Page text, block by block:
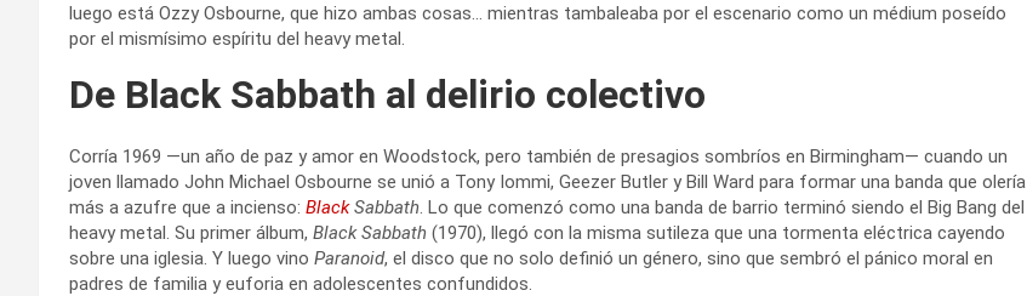
luego está Ozzy Osbourne, que hizo ambas cosas… mientras tambaleaba por el escenario como un médium poseído
por el mismísimo espíritu del heavy metal.
De Black Sabbath al delirio colectivo
Corría 1969 —un año de paz y amor en Woodstock, pero también de presagios sombríos en Birmingham— cuando un
joven llamado John Michael Osbourne se unió a Tony Iommi, Geezer Butler y Bill Ward para formar una banda que olería
más a azufre que a incienso: BlackSabbath. Lo que comenzó como una banda de barrio terminó siendo el Big Bang del
heavy metal. Su primer álbum, Black Sabbath (1970), llegó con la misma sutileza que una tormenta eléctrica cayendo
sobre una iglesia. Y luego vino Paranoid, el disco que no solo definió un género, sino que sembró el pánico moral en
padres de familia y euforia en adolescentes confundidos.